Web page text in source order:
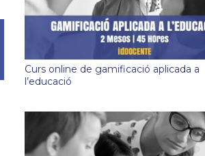
Curs online de gamificació aplicada a
l’educació